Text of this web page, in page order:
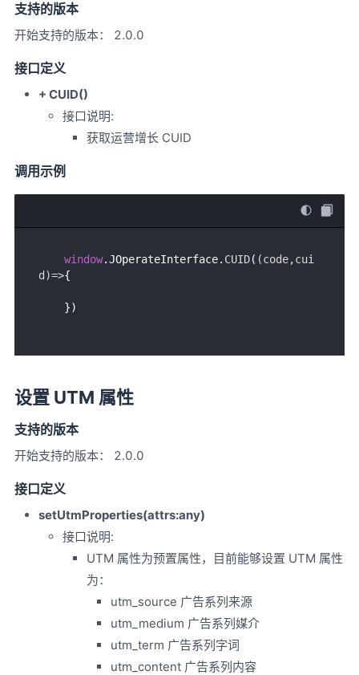
支持的版本
开始支持的版本： 2.0.0
接口定义
+ CUID()
接口说明:
获取运营增长 CUID
调用示例
window.JOperateInterface. CUID( (code,cui
d )=>{
设置 UTM 属性
支持的版本
开始支持的版本： 2.0.0
接口定义
setUtmProperties(attrs:any)
接口说明:
UTM 属性为预置属性，目前能够设置 UTM 属性
为：
utm_source 广告系列来源
utm_medium 广告系列媒介
utm_term 广告系列字词
utm_content 广告系列内容